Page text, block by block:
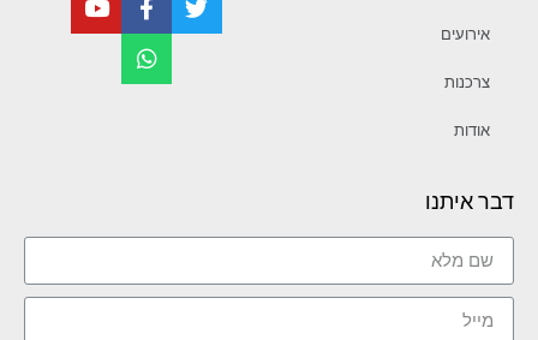
אירועים
צרכנות
אודות
דבר איתנו